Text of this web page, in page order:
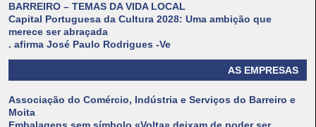
BARREIRO – TEMAS DA VIDA LOCAL
Capital Portuguesa da Cultura 2028: Uma ambição que
merece ser abraçada
. afirma José Paulo Rodrigues -Ve
AS EMPRESAS
Associação do Comércio, Indústria e Serviços do Barreiro e
Moita